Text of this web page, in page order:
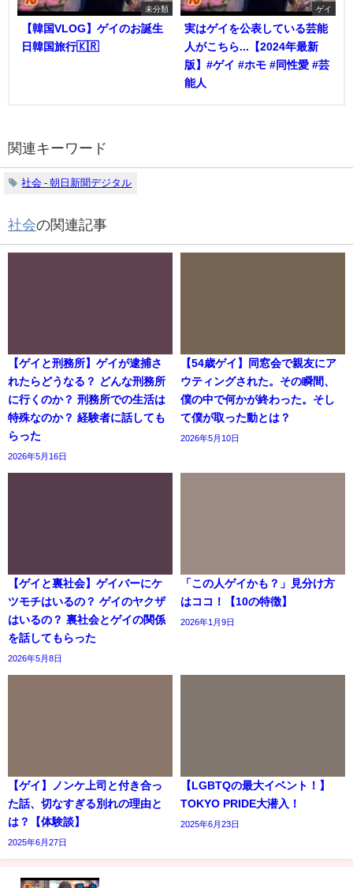
未分類
【韓国VLOG】ゲイのお誕生
日韓国旅行🇰🇷
ゲイ
実はゲイを公表している芸能
人がこちら...【2024年最新
版】#ゲイ #ホモ #同性愛 #芸
能人
関連キーワード
社会 - 朝日新聞デジタル
社会の関連記事
【ゲイと刑務所】ゲイが逮捕さ
れたらどうなる？ どんな刑務所
に行くのか？ 刑務所での生活は
特殊なのか？ 経験者に話しても
らった
2026年5月16日
【54歳ゲイ】同窓会で親友にア
ウティングされた。その瞬間、
僕の中で何かが終わった。そし
て僕が取った動とは？
2026年5月10日
【ゲイと裏社会】ゲイバーにケ
ツモチはいるの？ ゲイのヤクザ
はいるの？ 裏社会とゲイの関係
を話してもらった
2026年5月8日
「この人ゲイかも？」見分け方
はココ！【10の特徴】
2026年1月9日
【ゲイ】ノンケ上司と付き合っ
た話、切なすぎる別れの理由と
は？【体験談】
2025年6月27日
【LGBTQの最大イベント！】
TOKYO PRIDE大潜入！
2025年6月23日